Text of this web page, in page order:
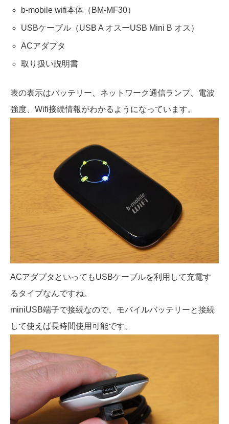
b-mobile wifi本体（BM-MF30）
USBケーブル（USB A オスーUSB Mini B オス）
ACアダプタ
取り扱い説明書
表の表示はバッテリー、ネットワーク通信ランプ、電波
強度、Wifi接続情報がわかるようになっています。
ACアダプタといってもUSBケーブルを利用して充電す
るタイプなんですね。
miniUSB端子で接続なので、モバイルバッテリーと接続
して使えば長時間使用可能です。